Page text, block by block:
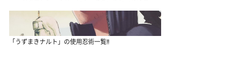
「うずまきナルト」の使用忍術一覧‼